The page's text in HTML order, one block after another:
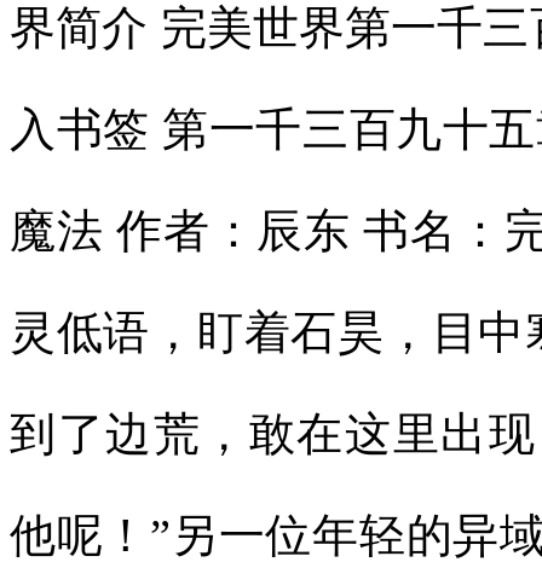
界简介 完美世界第一千
入书签 第一千三百九十
魔法 作者：辰东 书名：
灵低语，盯着石昊，目
到了边荒，敢在这里出
他呢！”另一位年轻的异